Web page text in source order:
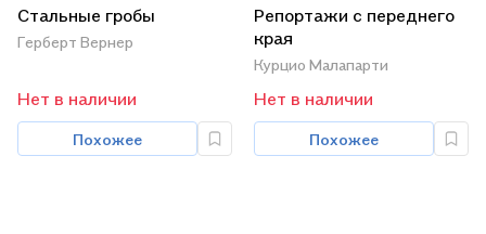
Стальные гробы
Герберт Вернер
Нет в наличии
Похожее
Репортажи с переднего
края
Курцио Малапарти
Нет в наличии
Похожее